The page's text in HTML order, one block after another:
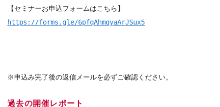
【セミナーお申込フォームはこちら】
https://forms.gle/6pfqAhmqyaArJSux5
※申込み完了後の返信メールを必ずご確認ください。
過去の開催レポート